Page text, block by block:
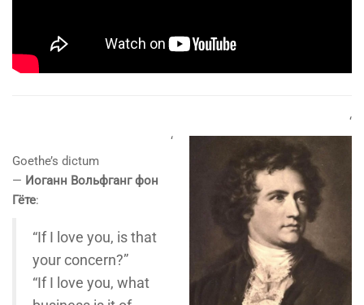
‘
‘
Goethe’s dictum
— Иоганн Вольфганг фон
Гёте:
“If I love you, is that
your concern?”
“If I love you, what